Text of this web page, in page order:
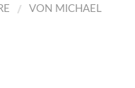
/ VON MICHAEL